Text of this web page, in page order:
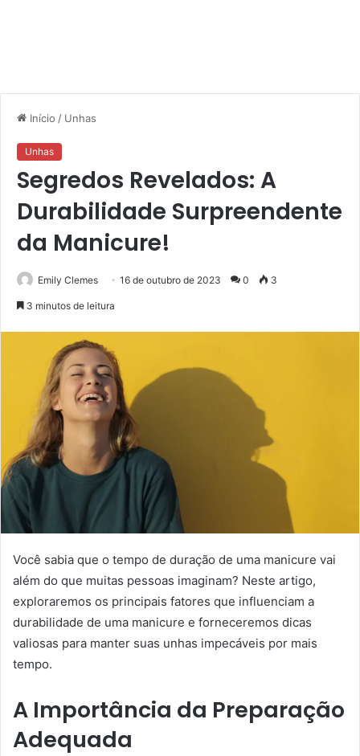
Início / Unhas
Unhas
Segredos Revelados: A
Durabilidade Surpreendente
da Manicure!
Emily Clemes 16 de outubro de 2023 0 3
3 minutos de leitura
Você sabia que o tempo de duração de uma manicure vai
além do que muitas pessoas imaginam? Neste artigo,
exploraremos os principais fatores que influenciam a
durabilidade de uma manicure e forneceremos dicas
valiosas para manter suas unhas impecáveis por mais
tempo.
A Importância da Preparação
Adequada